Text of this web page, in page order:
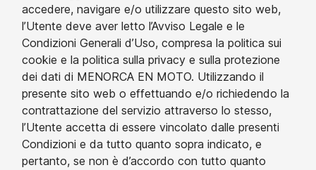
accedere, navigare e/o utilizzare questo sito web,
l’Utente deve aver letto l’Avviso Legale e le
Condizioni Generali d’Uso, compresa la politica sui
cookie e la politica sulla privacy e sulla protezione
dei dati di MENORCA EN MOTO. Utilizzando il
presente sito web o effettuando e/o richiedendo la
contrattazione del servizio attraverso lo stesso,
l’Utente accetta di essere vincolato dalle presenti
Condizioni e da tutto quanto sopra indicato, e
pertanto, se non è d’accordo con tutto quanto